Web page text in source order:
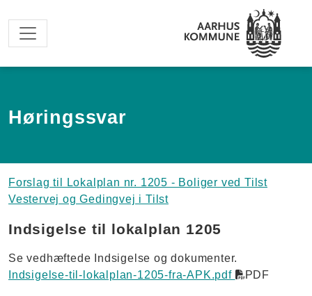
Høringssvar
Forslag til Lokalplan nr. 1205 - Boliger ved Tilst
Vestervej og Gedingvej i Tilst
Indsigelse til lokalplan 1205
Se vedhæftede Indsigelse og dokumenter.
Indsigelse-til-lokalplan-1205-fra-APK.pdf
PDF